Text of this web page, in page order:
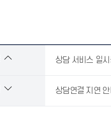
상담 서비스 일
상담연결 지연 안